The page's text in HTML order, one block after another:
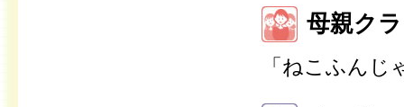
母親ク
「ねこふんじ